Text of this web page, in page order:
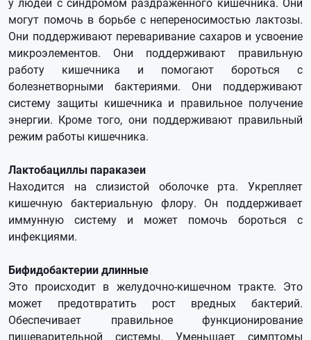
могут помочь в борьбе с непереносимостью лактозы.
Они поддерживают переваривание сахаров и усвоение
микроэлементов. Они поддерживают правильную
работу кишечника и помогают бороться с
болезнетворными бактериями. Они поддерживают
систему защиты кишечника и правильное получение
энергии. Кроме того, они поддерживают правильный
режим работы кишечника.
Лактобациллы параказеи
Находится на слизистой оболочке рта. Укрепляет
кишечную бактериальную флору. Он поддерживает
иммунную систему и может помочь бороться с
инфекциями.
Бифидобактерии длинные
Это происходит в желудочно-кишечном тракте. Это
может предотвратить рост вредных бактерий.
Обеспечивает правильное функционирование
пищеварительной системы. Уменьшает симптомы